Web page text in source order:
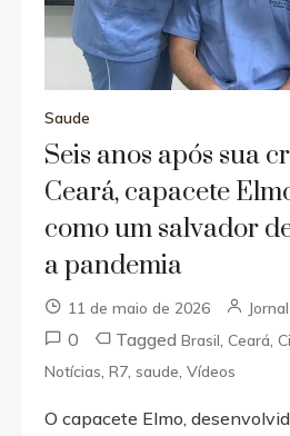
Saude
Seis anos após sua
Ceará, capacete
como um salvador
a pandemia
11 de maio de 2026
0 TaggedBrasil ,Ceará ,
Notícias ,R7 ,saude ,Vídeos
O capacete Elmo,